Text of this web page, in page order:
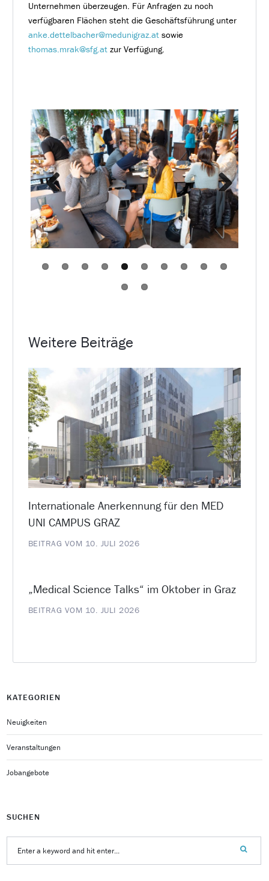
Unternehmen überzeugen. Für Anfragen zu noch
verfügbaren Flächen steht die Geschäftsführung unter
anke.dettelbacher@medunigraz.atsowie
thomas.mrak@sfg.atzur Verfügung.
Previous Next
Weitere Beiträge
Internationale Anerkennung für den MED
UNI CAMPUS GRAZ
BEITRAG VOM 10. JULI 2026
„Medical Science Talks“ im Oktober in Graz
BEITRAG VOM 10. JULI 2026
KATEGORIEN
Neuigkeiten
Veranstaltungen
Jobangebote
SUCHEN